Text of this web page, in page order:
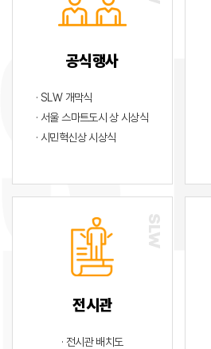
공식행사
· SLW 개막식
· 서울 스마트도시 상 시상식
· 시민혁신상 시상식
전시관
· 전시관 배치도